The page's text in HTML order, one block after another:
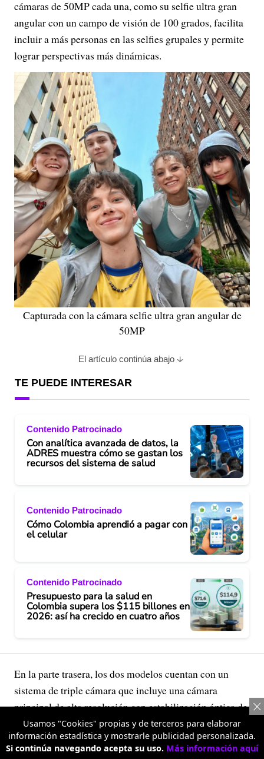
cámaras de 50MP cada una, como su selfie ultra gran
angular con un campo de visión de 100 grados, facilita
incluir a más personas en las selfies grupales y permite
lograr perspectivas más dinámicas.
Capturada con la cámara selfie ultra gran angular de
50MP
El artículo continúa abajo
TE PUEDE INTERESAR
Contenido Patrocinado
Con analítica avanzada de datos, la
ADRES muestra cómo se gastan los
recursos del sistema de salud
Contenido Patrocinado
Cómo Colombia aprendió a pagar con
el celular
Contenido Patrocinado
Presupuesto para la salud en
Colombia supera los $115 billones en
2026: así ha crecido en cuatro años
En la parte trasera, los dos modelos cuentan con un
sistema de triple cámara que incluye una cámara
principal de alta resolución con estabilización óptica de
imagen (OIS), una cámara de retrato con teleobjetivo y
zoom óptico aproximado de 3.5x, y una cámara ultra
Usamos "Cookies" propias y de terceros para elaborar
información estadística y mostrarle publicidad personalizada.
Si continúa navegando acepta su uso. Más información aquí